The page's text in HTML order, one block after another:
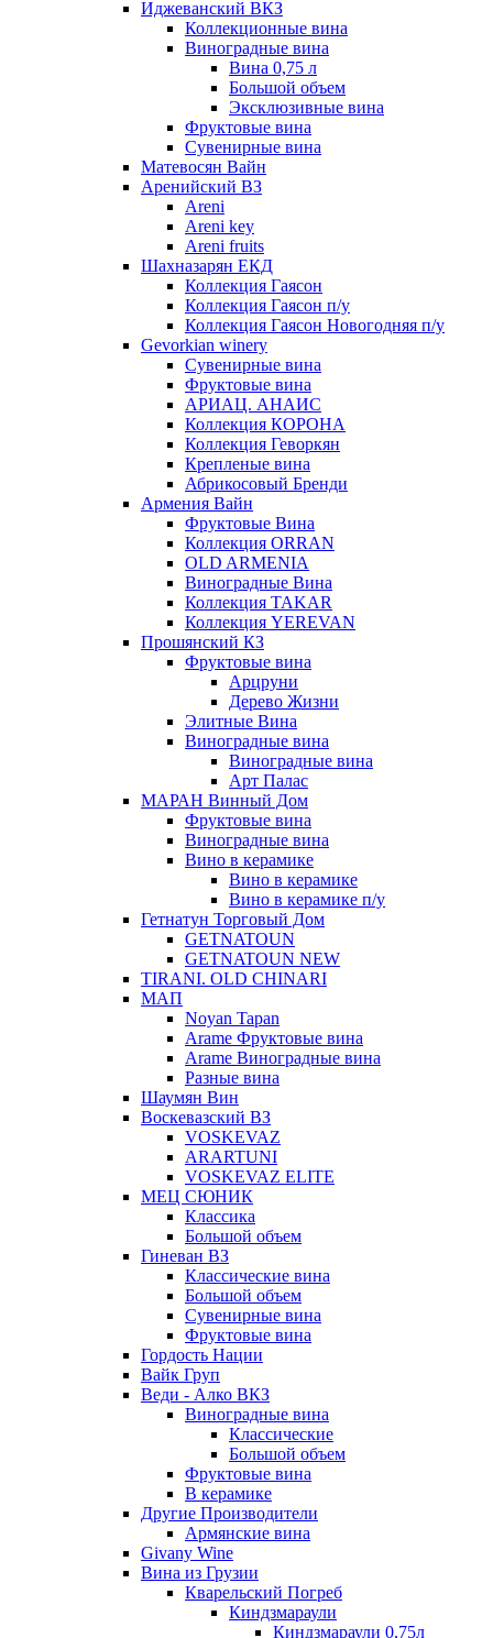
Иджеванский ВКЗ
Коллекционные вина
Виноградные вина
Вина 0,75 л
Большой объем
Эксклюзивные вина
Фруктовые вина
Cувенирные вина
Матевосян Вайн
Аренийский ВЗ
Areni
Areni key
Areni fruits
Шахназарян ЕКД
Коллекция Гаясон
Коллекция Гаясон п/у
Коллекция Гаясон Новогодняя п/у
Gevorkian winery
Сувенирные вина
Фруктовые вина
АРИАЦ. АНАИС
Коллекция КОРОНА
Коллекция Геворкян
Крепленые вина
Абрикосовый Бренди
Армения Вайн
Фруктовые Вина
Коллекция ORRAN
OLD ARMENIA
Виноградные Вина
Коллекция TAKAR
Коллекция YEREVAN
Прошянский КЗ
Фруктовые вина
Арцруни
Дерево Жизни
Элитные Вина
Виноградные вина
Виноградные вина
Арт Палас
МАРАН Винный Дом
Фруктовые вина
Виноградные вина
Вино в керамике
Вино в керамике
Вино в керамике п/у
Гетнатун Торговый Дом
GETNATOUN
GETNATOUN NEW
TIRANI. OLD CHINARI
МАП
Noyan Tapan
Arame Фруктовые вина
Arame Виноградные вина
Разные вина
Шаумян Вин
Воскевазский ВЗ
VOSKEVAZ
ARARTUNI
VOSKEVAZ ELITE
МЕЦ СЮНИК
Классика
Большой объем
Гиневан ВЗ
Классические вина
Большой объем
Сувенирные вина
Фруктовые вина
Гордость Нации
Вайк Груп
Веди - Алко ВКЗ
Виноградные вина
Классические
Большой объем
Фруктовые вина
В керамике
Другие Производители
Армянские вина
Givany Wine
Вина из Грузии
Кварельский Погреб
Киндзмараули
Киндзмараули 0,75л